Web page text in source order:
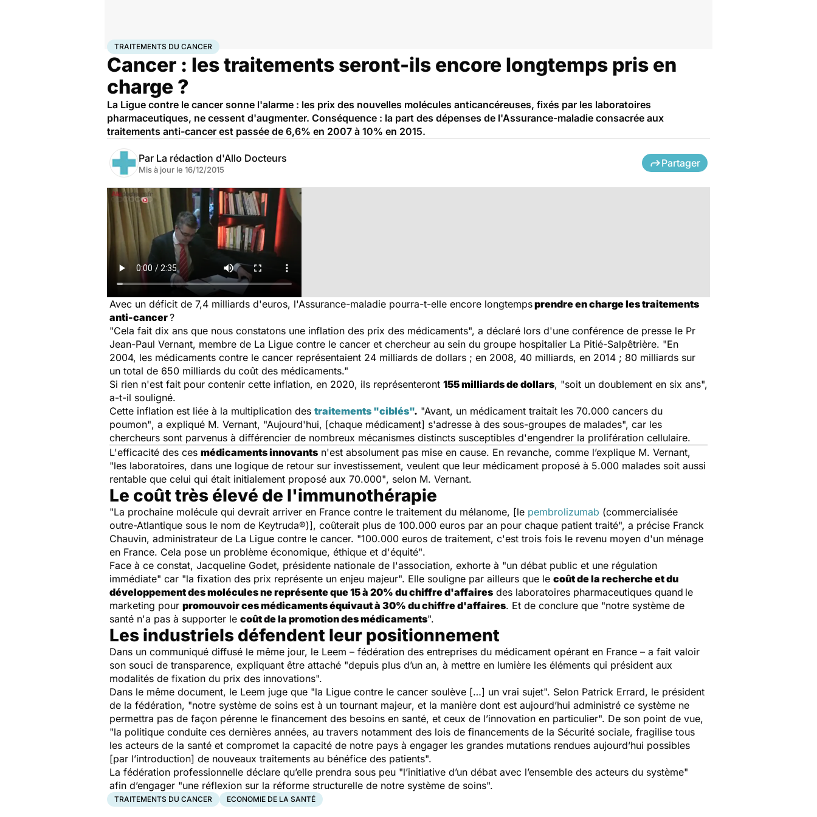
AccueilSantéMaladiesCancerTraitements du cancer
TRAITEMENTS DU CANCER
Cancer : les traitements seront-ils encore longtemps pris en
charge ?
La Ligue contre le cancer sonne l'alarme : les prix des nouvelles molécules anticancéreuses, fixés par les laboratoires
pharmaceutiques, ne cessent d'augmenter. Conséquence : la part des dépenses de l'Assurance-maladie consacrée aux
traitements anti-cancer est passée de 6,6% en 2007 à 10% en 2015.
Par La rédaction d'Allo Docteurs
Mis à jour le 16/12/2015
Partager
Avec un déficit de 7,4 milliards d'euros, l'Assurance-maladie pourra-t-elle encore longtempsprendre en charge les traitements
anti-cancer?
"Cela fait dix ans que nous constatons une inflation des prix des médicaments", a déclaré lors d'une conférence de presse le Pr
Jean-Paul Vernant, membre de La Ligue contre le cancer et chercheur au sein du groupe hospitalier La Pitié-Salpêtrière. "En
2004, les médicaments contre le cancer représentaient 24 milliards de dollars ; en 2008, 40 milliards, en 2014 ; 80 milliards sur
un total de 650 milliards du coût des médicaments."
Si rien n'est fait pour contenir cette inflation, en 2020, ils représenteront 155 milliards de dollars, "soit un doublement en six ans",
a-t-il souligné.
Cette inflation est liée à la multiplication des traitements "ciblés". "Avant, un médicament traitait les 70.000 cancers du
poumon", a expliqué M. Vernant, "Aujourd'hui, [chaque médicament] s'adresse à des sous-groupes de malades", car les
chercheurs sont parvenus à différencier de nombreux mécanismes distincts susceptibles d'engendrer la prolifération cellulaire.
L'efficacité des ces médicaments innovants n'est absolument pas mise en cause. En revanche, comme l’explique M. Vernant,
"les laboratoires, dans une logique de retour sur investissement, veulent que leur médicament proposé à 5.000 malades soit aussi
rentable que celui qui était initialement proposé aux 70.000", selon M. Vernant.
Le coût très élevé de l'immunothérapie
"La prochaine molécule qui devrait arriver en France contre le traitement du mélanome, [le pembrolizumab (commercialisée
outre-Atlantique sous le nom de Keytruda®)], coûterait plus de 100.000 euros par an pour chaque patient traité", a précise Franck
Chauvin, administrateur de La Ligue contre le cancer. "100.000 euros de traitement, c'est trois fois le revenu moyen d'un ménage
en France. Cela pose un problème économique, éthique et d'équité".
Face à ce constat, Jacqueline Godet, présidente nationale de l'association, exhorte à "un débat public et une régulation
immédiate" car "la fixation des prix représente un enjeu majeur". Elle souligne par ailleurs que le coût de la recherche et du
développement des molécules ne représente que 15 à 20% du chiffre d'affaires des laboratoires pharmaceutiques quand le
marketing pour promouvoir ces médicaments équivaut à 30% du chiffre d'affaires. Et de conclure que "notre système de
santé n'a pas à supporter le coût de la promotion des médicaments".
Les industriels défendent leur positionnement
Dans un communiqué diffusé le même jour, le Leem – fédération des entreprises du médicament opérant en France – a fait valoir
son souci de transparence, expliquant être attaché "depuis plus d’un an, à mettre en lumière les éléments qui président aux
modalités de fixation du prix des innovations".
Dans le même document, le Leem juge que "la Ligue contre le cancer soulève […] un vrai sujet". Selon Patrick Errard, le président
de la fédération, "notre système de soins est à un tournant majeur, et la manière dont est aujourd’hui administré ce système ne
permettra pas de façon pérenne le financement des besoins en santé, et ceux de l’innovation en particulier". De son point de vue,
"la politique conduite ces dernières années, au travers notamment des lois de financements de la Sécurité sociale, fragilise tous
les acteurs de la santé et compromet la capacité de notre pays à engager les grandes mutations rendues aujourd’hui possibles
[par l’introduction] de nouveaux traitements au bénéfice des patients".
La fédération professionnelle déclare qu’elle prendra sous peu "l’initiative d’un débat avec l’ensemble des acteurs du système"
afin d’engager "une réflexion sur la réforme structurelle de notre système de soins".
TRAITEMENTS DU CANCER ECONOMIE DE LA SANTÉ